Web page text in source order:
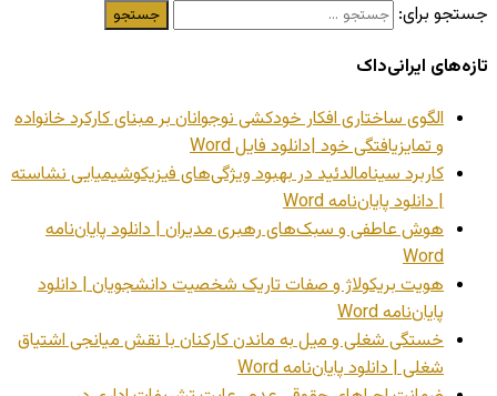
جستجو برای:
تازه‌های ایرانی‌داک
الگوی ساختاری افکار خودکشی نوجوانان بر مبنای کارکرد خانواده
و تمایزیافتگی خود |دانلود فایل Word
کاربرد سینامالدئید در بهبود ویژگی‌های فیزیکوشیمیایی نشاسته
| دانلود پایان‌نامه Word
هوش عاطفی و سبک‌های رهبری مدیران | دانلود پایان‌نامه
Word
هویت بریکولاژ و صفات تاریک شخصیت دانشجویان | دانلود
پایان‌نامه Word
خستگی شغلی و میل به ماندن کارکنان با نقش میانجی اشتیاق
شغلی | دانلود پایان‌نامه Word